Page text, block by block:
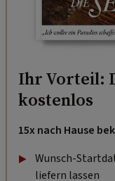
Ihr Vorteil:
kostenlos
15x nach Hause
Wunsch-
liefern lassen